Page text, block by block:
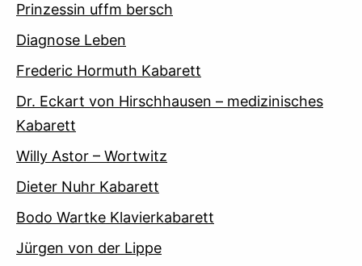
Prinzessin uffm bersch
Diagnose Leben
Frederic Hormuth Kabarett
Dr. Eckart von Hirschhausen – medizinisches
Kabarett
Willy Astor – Wortwitz
Dieter Nuhr Kabarett
Bodo Wartke Klavierkabarett
Jürgen von der Lippe